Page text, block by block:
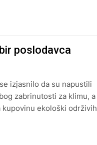
poslodavca
izjasnilo da su napustili
zabrinutosti za klimu, a
ekološki održivih